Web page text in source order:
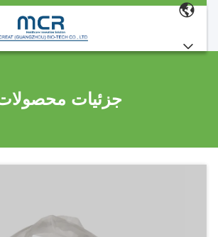
جزئیات محصولات